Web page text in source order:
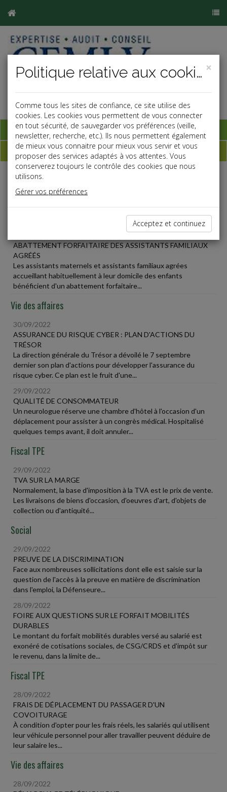
Base documentaire
Dépêches
Liste des dernières dépêches
ABATTEMENT FORFAITAIRE DES ASSISTANTS FAMILIAUX
AGRÉÉS
Les assistants maternels et assistants familiaux agrées
accueillant habituellement à leur domicile des enfants
bénéficient d'un abattement forfaitaire...
Vie des affaires
30/09/2022
ASSURANCE DU RISQUE CYBER : PLAN D'ACTIONS DU
TRÉSOR
La direction générale du Trésor a dévoilé le 7 septembre
dernier son plan d'actions pour développer l'assurance du
risque cyber. Ce plan est le fruit d'une...
29/09/2022
QUALITÉ DE CONSOMMATEUR
Un neurologue réserve une chambre d'hôtel à l'occasion d'un
déplacement pour assister à un congrès médical. Hospitalisé
quelques temps avant, il doit annuler...
Fiscal TPE
29/09/2022
TVA SUR LA MARGE
Normalement, la base d'imposition à la TVA est le prix de vente.
Les livraisons de biens d'occasion, d'oeuvres d'art, d'objets de
collection ou d'antiquité...
Social
29/09/2022
PREUVE DE LA DISCRIMINATION
Face aux nombreuses sollicitations dont elle est saisie sur la
question de l'accès à la preuve en matière de discrimination
dans l'emploi, la Défenseure...
28/09/2022
FOIRE AUX QUESTIONS SUR LE FORFAIT MOBILITÉS
DURABLES
Le montant du forfait mobilités durables versé au salarié est
exonéré de cotisations sociales, de CSG/CRDS et d'impôt sur
le revenu, dans la limite de...
Fiscal TPE
28/09/2022
FRAIS DE DÉPLACEMENT DU PASSAGER D'UN
COVOITURAGE
À condition d'opter pour les frais réels, les salariés qui utilisent
leur véhicule personnel pour aller travailler peuvent déduire de
leur salaire les...
Vie des affaires
28/09/2022
×
Politique relative aux cookies
Comme tous les sites de confiance, ce site utilise des
cookies. Les cookies vous permettent de vous connecter
en tout sécurité, de sauvegarder vos préférences (veille,
newsletter, recherche, etc.). Ils nous permettent également
de mieux vous connaitre pour mieux vous servir et vous
proposer des services adaptés à vos attentes. Vous
conserverez toujours le contrôle des cookies que nous
utilisons.
Gérer vos préférences
Acceptez et continuez